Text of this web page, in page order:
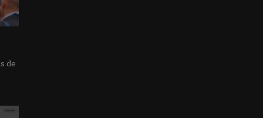
de